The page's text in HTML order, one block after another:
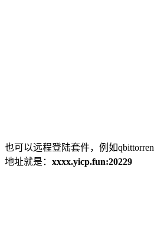
也可以远程登陆套件，例如
地址就是： xxxx.yicp.fun:20229